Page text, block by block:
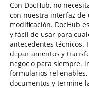
Con DocHub, no
con nuestra interfaz de
modificación. DocHub
y fácil de usar para
antecedentes técnicos.
departamentos y
negocio para siempre.
formularios
documentos y termine